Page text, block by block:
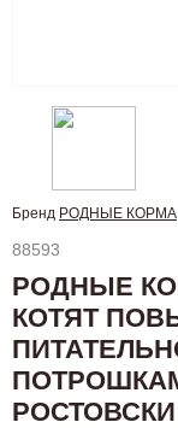
Бренд РОДНЫЕ КОРМА
88593
РОДНЫЕ
КОТЯТ
РОСТОВСКИ